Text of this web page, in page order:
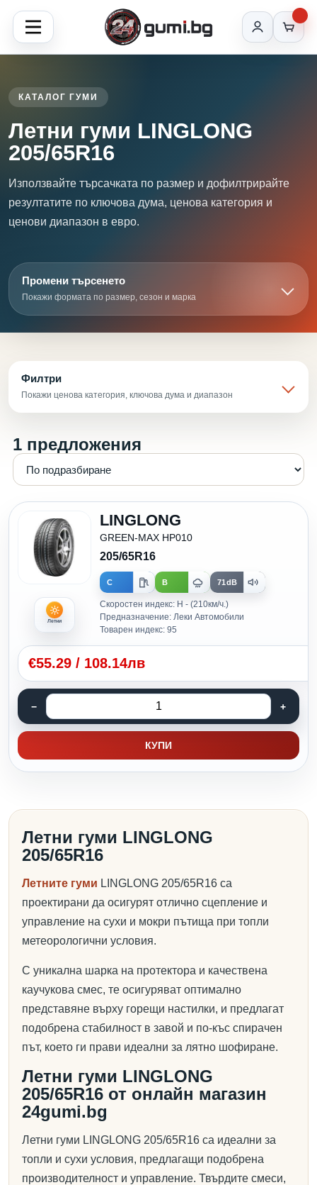
КАТАЛОГ ГУМИ
Летни гуми LINGLONG
205/65R16
Използвайте търсачката по размер и дофилтрирайте
резултатите по ключова дума, ценова категория и
ценови диапазон в евро.
Промени търсенето
Покажи формата по размер, сезон и марка
Филтри
Покажи ценова категория, ключова дума и диапазон
1 предложения
Летни
LINGLONG
GREEN-MAX HP010
205/65R16
C B 71dB
Скоростен индекс: H - (210км/ч.)
Предназначение: Леки Автомобили
Товарен индекс: 95
€55.29 / 108.14лв
КУПИ
Летни гуми LINGLONG
205/65R16
Летните гуми LINGLONG 205/65R16 са
проектирани да осигурят отлично сцепление и
управление на сухи и мокри пътища при топли
метеорологични условия.
С уникална шарка на протектора и качествена
каучукова смес, те осигуряват оптимално
представяне върху горещи настилки, и предлагат
подобрена стабилност в завой и по-къс спирачен
път, което ги прави идеални за лятно шофиране.
Летни гуми LINGLONG
205/65R16 от онлайн магазин
24gumi.bg
Летни гуми LINGLONG 205/65R16 са идеални за
топли и сухи условия, предлагащи подобрена
производителност и управление. Твърдите смеси,